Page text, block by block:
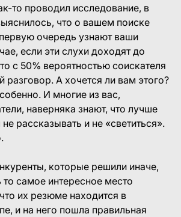
то проводил исследование, в
что о вашем поиске
очередь узнают ваши
если эти слухи доходят до
с 50% вероятностью соискателя
разговор. А хочется ли вам этого?
И многие из вас,
наверняка знают, что лучше
рассказывать и не «светиться».
которые решили иначе,
то самое интересное место
их резюме находится в
и на него пошла правильная